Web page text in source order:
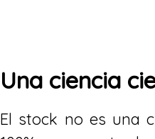
Una ciencia
El stock no es una